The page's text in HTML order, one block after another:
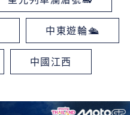
中東遊輪🛳
中國江西